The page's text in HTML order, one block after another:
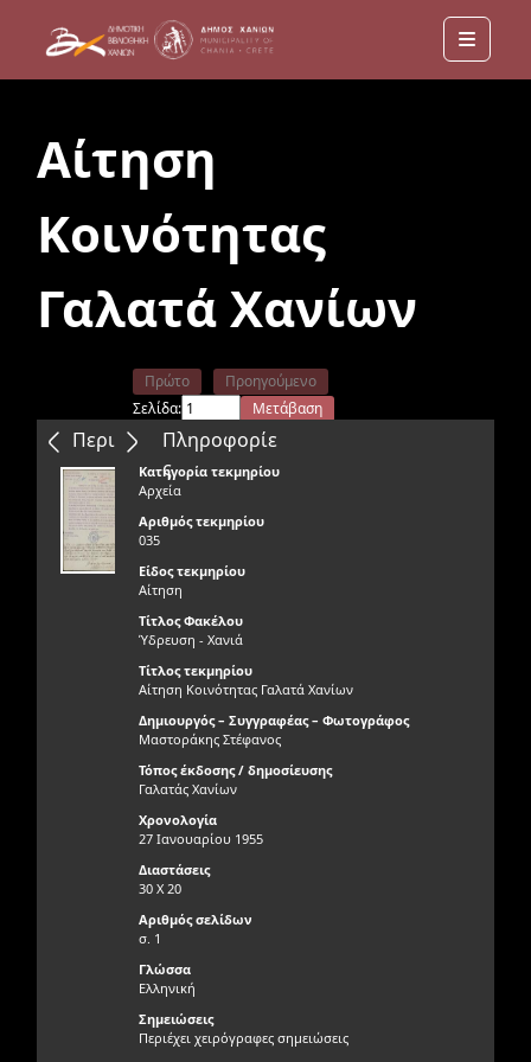
Menu
Αίτηση
Κοινότητας
Γαλατά Χανίων
Περιεχόμενα
Πρώτο
Προηγούμενο
Σελίδα:
Μετάβαση
Επόμενο
Τελευταίο
Πληροφορίε
ς
Κατηγορία τεκμηρίου
Αρχεία
Αριθμός τεκμηρίου
035
Είδος τεκμηρίου
Αίτηση
Τίτλος Φακέλου
Ύδρευση - Χανιά
Τίτλος τεκμηρίου
Αίτηση Κοινότητας Γαλατά Χανίων
Δημιουργός – Συγγραφέας – Φωτογράφος
Μαστοράκης Στέφανος
Τόπος έκδοσης / δημοσίευσης
Γαλατάς Χανίων
Χρονολογία
27 Ιανουαρίου 1955
Διαστάσεις
30 Χ 20
Αριθμός σελίδων
σ. 1
Γλώσσα
Ελληνική
Σημειώσεις
Περιέχει χειρόγραφες σημειώσεις